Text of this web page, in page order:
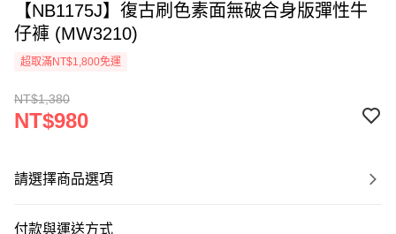
【NB1175J】復古刷色素面無破合身版彈性牛
仔褲 (MW3210)
超取滿NT$1,800免運
NT$1,380
NT$980
請選擇商品選項
付款與運送方式